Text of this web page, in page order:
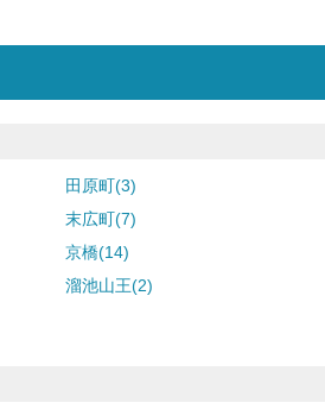
田原町(3)
末広町(7)
京橋(14)
溜池山王(2)